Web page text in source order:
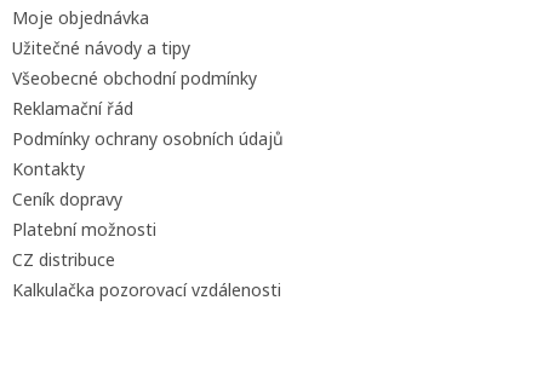
Moje objednávka
Užitečné návody a tipy
Všeobecné obchodní podmínky
Reklamační řád
Podmínky ochrany osobních údajů
Kontakty
Ceník dopravy
Platební možnosti
CZ distribuce
Kalkulačka pozorovací vzdálenosti